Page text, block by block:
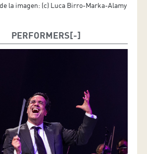
la imagen: (c) Luca Birro-Marka-Alamy
PERFORMERS